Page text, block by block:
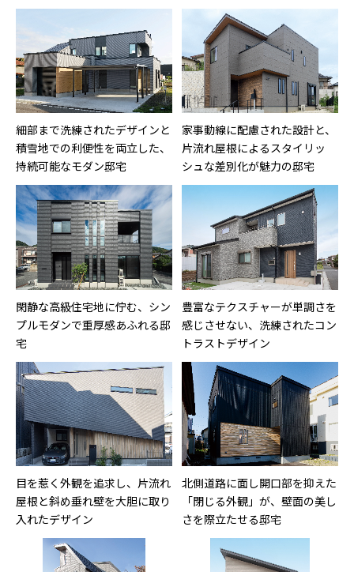
細部まで洗練されたデザインと
積雪地での利便性を両立した、
持続可能なモダン邸宅
家事動線に配慮された設計と、
片流れ屋根によるスタイリッ
シュな差別化が魅力の邸宅
閑静な高級住宅地に佇む、シン
プルモダンで重厚感あふれる邸
宅
豊富なテクスチャーが単調さを
感じさせない、洗練されたコン
トラストデザイン
目を惹く外観を追求し、片流れ
屋根と斜め垂れ壁を大胆に取り
入れたデザイン
北側道路に面し開口部を抑えた
「閉じる外観」が、壁面の美し
さを際立たせる邸宅